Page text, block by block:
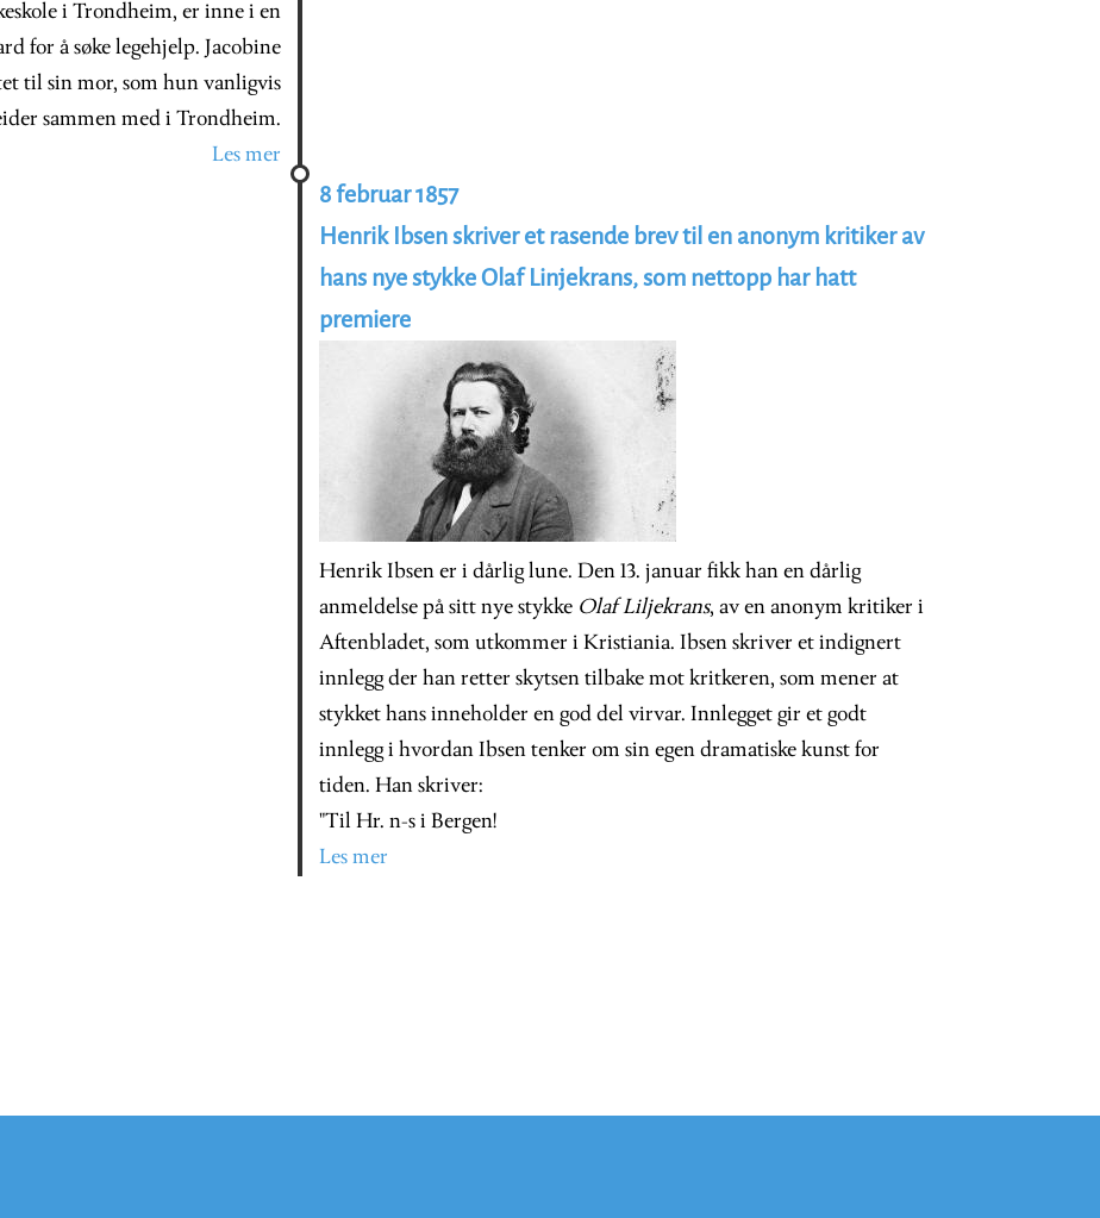
i Trondheim, er inne i en
for å søke legehjelp. Jacobine
til sin mor, som hun vanligvis
sammen med i Trondheim.
Les mer
8 februar 1857
Henrik Ibsen skriver et rasende brev til en anonym kritiker av
hans nye stykke Olaf Linjekrans, som nettopp har hatt
premiere
Henrik Ibsen er i dårlig lune. Den 13. januar fikk han en dårlig
anmeldelse på sitt nye stykke Olaf Liljekrans, av en anonym kritiker i
Aftenbladet, som utkommer i Kristiania. Ibsen skriver et indignert
innlegg der han retter skytsen tilbake mot kritkeren, som mener at
stykket hans inneholder en god del virvar. Innlegget gir et godt
innlegg i hvordan Ibsen tenker om sin egen dramatiske kunst for
tiden. Han skriver:
"Til Hr. n-s i Bergen!
Les mer